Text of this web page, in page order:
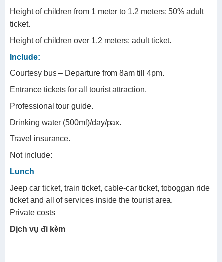
Height of children from 1 meter to 1.2 meters: 50% adult
ticket.
Height of children over 1.2 meters: adult ticket.
Include:
Courtesy bus – Departure from 8am till 4pm.
Entrance tickets for all tourist attraction.
Professional tour guide.
Drinking water (500ml)/day/pax.
Travel insurance.
Not include:
Lunch
Jeep car ticket, train ticket, cable-car ticket, toboggan ride
ticket and all of services inside the tourist area.
Private costs
Dịch vụ đi kèm